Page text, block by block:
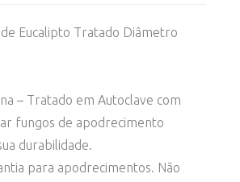
Eucalipto Tratado Diâmetro
– Tratado em Autoclave com
fungos de apodrecimento
durabilidade.
para apodrecimentos. Não